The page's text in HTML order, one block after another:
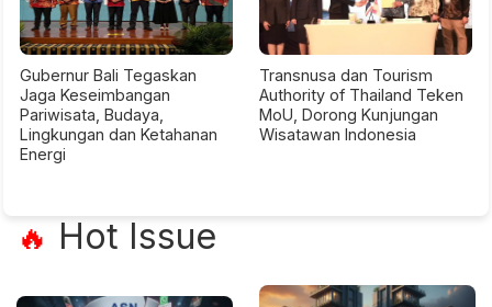
Gubernur Bali Tegaskan
Jaga Keseimbangan
Pariwisata, Budaya,
Lingkungan dan Ketahanan
Energi
Transnusa dan Tourism
Authority of Thailand Teken
MoU, Dorong Kunjungan
Wisatawan Indonesia
🔥 Hot Issue